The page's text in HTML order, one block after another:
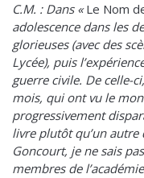
C.M. : Dans «Le Nom
adolescence dans les
glorieuses (avec des
Lycée), puis
guerre civile. De celle-
mois, qui ont vu le
progressivement
livre plutôt qu’un
Goncourt, je ne sais
membres de